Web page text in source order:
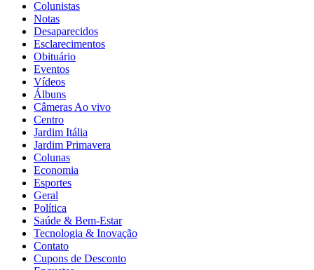
Colunistas
Notas
Desaparecidos
Esclarecimentos
Obituário
Eventos
Vídeos
Álbuns
Câmeras Ao vivo
Centro
Jardim Itália
Jardim Primavera
Colunas
Economia
Esportes
Geral
Política
Saúde & Bem-Estar
Tecnologia & Inovação
Contato
Cupons de Desconto